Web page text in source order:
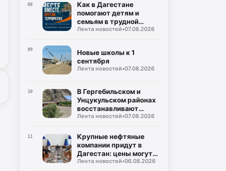
08
Как в Дагестане
помогают детям и
семьям в трудной
ситуации
Лента новостей•07.08.2026
09
Новые школы к 1
сентября
Лента новостей•07.08.2026
10
В Гергебильском и
Унцукульском районах
восстанавливают
дороги
Лента новостей•07.08.2026
11
Крупные нефтяные
компании придут в
Дагестан: цены могут
снизиться!
Лента новостей•06.08.2026